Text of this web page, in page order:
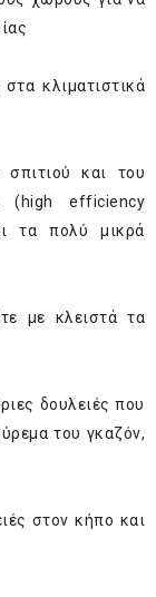
κλιματιστικά
σπιτιού και του
(high efficiency
τα πολύ μικρά
με κλειστά τα
δουλειές που
του γκαζόν,
στον κήπο και